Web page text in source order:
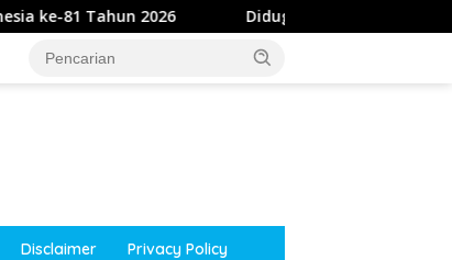
Diduga Intimidasi Wartawan di Obi, Oknum
Disclaimer Privacy Policy